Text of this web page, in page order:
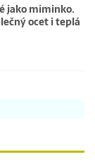
jako miminko.
ocet i teplá